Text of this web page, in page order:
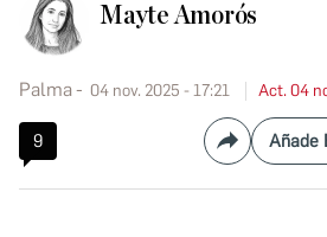
Mayte Amorós
Palma 04 nov. 2025 - 17:21 Act. 04
9 Compartir
Añade